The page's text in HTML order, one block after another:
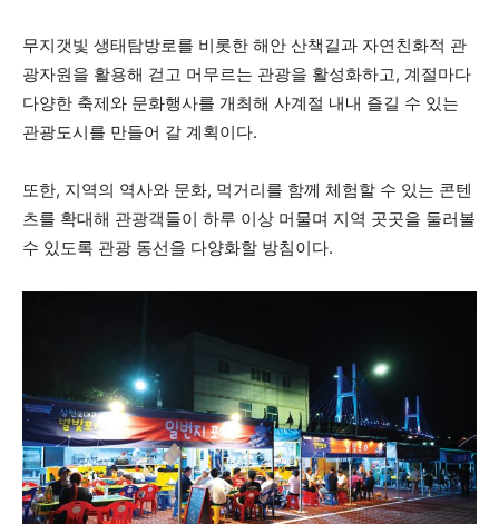
무지갯빛 생태탐방로를 비롯한 해안 산책길과 자연친화적 관
광자원을 활용해 걷고 머무르는 관광을 활성화하고, 계절마다
다양한 축제와 문화행사를 개최해 사계절 내내 즐길 수 있는
관광도시를 만들어 갈 계획이다.
또한, 지역의 역사와 문화, 먹거리를 함께 체험할 수 있는 콘텐
츠를 확대해 관광객들이 하루 이상 머물며 지역 곳곳을 둘러볼
수 있도록 관광 동선을 다양화할 방침이다.